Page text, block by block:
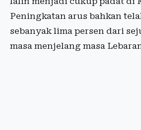
Peningkatan arus bahkan
sebanyak lima persen dari
masa menjelang masa